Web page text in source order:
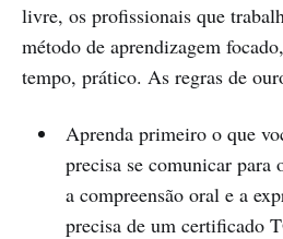
livre, os profissionais que
método de aprendizagem
tempo, prático. As regras de
Aprenda primeiro o que
precisa se comunicar para
a compreensão oral e a
precisa de um certificado